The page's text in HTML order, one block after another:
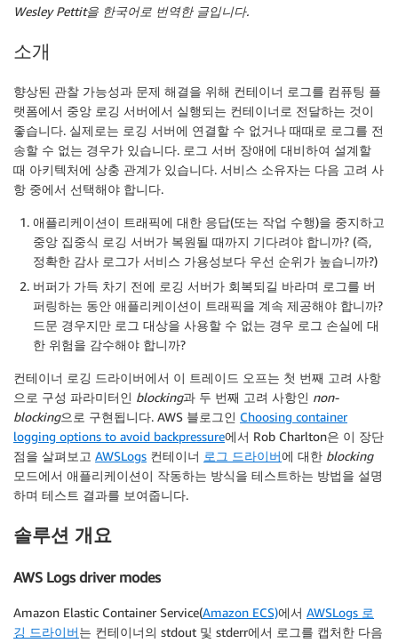
Wesley Pettit을 한국어로 번역한 글입니다.
소개
향상된 관찰 가능성과 문제 해결을 위해 컨테이너 로그를 컴퓨팅 플
랫폼에서 중앙 로깅 서버에서 실행되는 컨테이너로 전달하는 것이
좋습니다. 실제로는 로깅 서버에 연결할 수 없거나 때때로 로그를 전
송할 수 없는 경우가 있습니다. 로그 서버 장애에 대비하여 설계할
때 아키텍처에 상충 관계가 있습니다. 서비스 소유자는 다음 고려 사
항 중에서 선택해야 합니다.
애플리케이션이 트래픽에 대한 응답(또는 작업 수행)을 중지하고
중앙 집중식 로깅 서버가 복원될 때까지 기다려야 합니까? (즉,
정확한 감사 로그가 서비스 가용성보다 우선 순위가 높습니까?)
버퍼가 가득 차기 전에 로깅 서버가 회복되길 바라며 로그를 버
퍼링하는 동안 애플리케이션이 트래픽을 계속 제공해야 합니까?
드문 경우지만 로그 대상을 사용할 수 없는 경우 로그 손실에 대
한 위험을 감수해야 합니까?
컨테이너 로깅 드라이버에서 이 트레이드 오프는 첫 번째 고려 사항
으로 구성 파라미터인 blocking과 두 번째 고려 사항인 non-
blocking으로 구현됩니다. AWS 블로그인 Choosing container
logging options to avoid backpressure에서 Rob Charlton은 이 장단
점을 살펴보고 AWSLogs 컨테이너 로그 드라이버에 대한 blocking
모드에서 애플리케이션이 작동하는 방식을 테스트하는 방법을 설명
하며 테스트 결과를 보여줍니다.
솔루션 개요
AWS Logs driver modes
Amazon Elastic Container Service(Amazon ECS)에서 AWSLogs 로
깅 드라이버는 컨테이너의 stdout 및 stderr에서 로그를 캡처한 다음